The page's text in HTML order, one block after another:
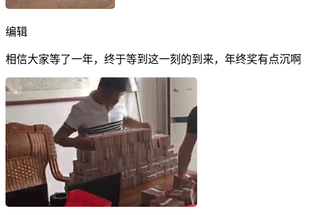
编辑
相信大家等了一年，终于等到这一刻的到来，年终奖有点沉啊